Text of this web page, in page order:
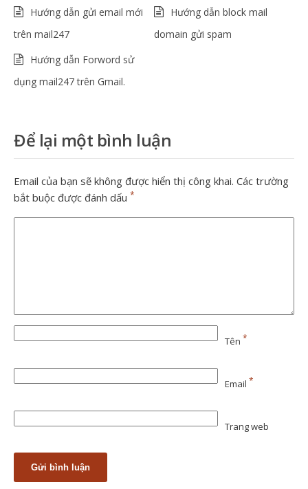
Hướng dẫn gửi email mới
trên mail247
Hướng dẫn block mail
domain gửi spam
Hướng dẫn Forword sử
dụng mail247 trên Gmail.
Để lại một bình luận
Email của bạn sẽ không được hiển thị công khai. Các trường
bắt buộc được đánh dấu *
Tên *
Email *
Trang web